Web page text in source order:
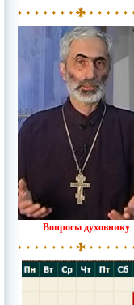
Вопросы духовнику